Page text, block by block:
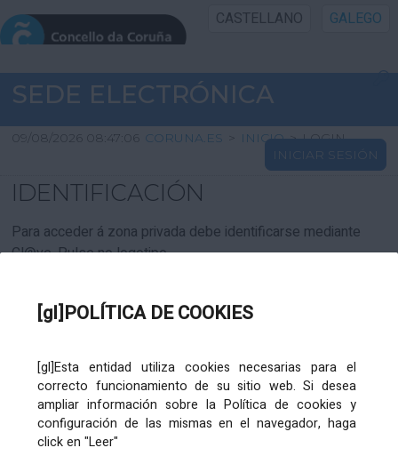
[gl]POLÍTICA DE COOKIES
[gl]Esta entidad utiliza cookies necesarias para el
correcto funcionamiento de su sitio web. Si desea
ampliar información sobre la Política de cookies y
configuración de las mismas en el navegador, haga
click en "Leer"
CASTELLANO GALEGO
INICIO SEDE
INICIO
INFORMACIÓN PÚBLICA
CARTAFOL CIDADÁN
SEDE ELECTRÓNICA
09/08/2026 08:47:06 CORUNA.ES > INICIO > LOGIN
INICIAR SESIÓN
IDENTIFICACIÓN
Para acceder á zona privada debe identificarse mediante
Cl@ve. Pulse no logotipo